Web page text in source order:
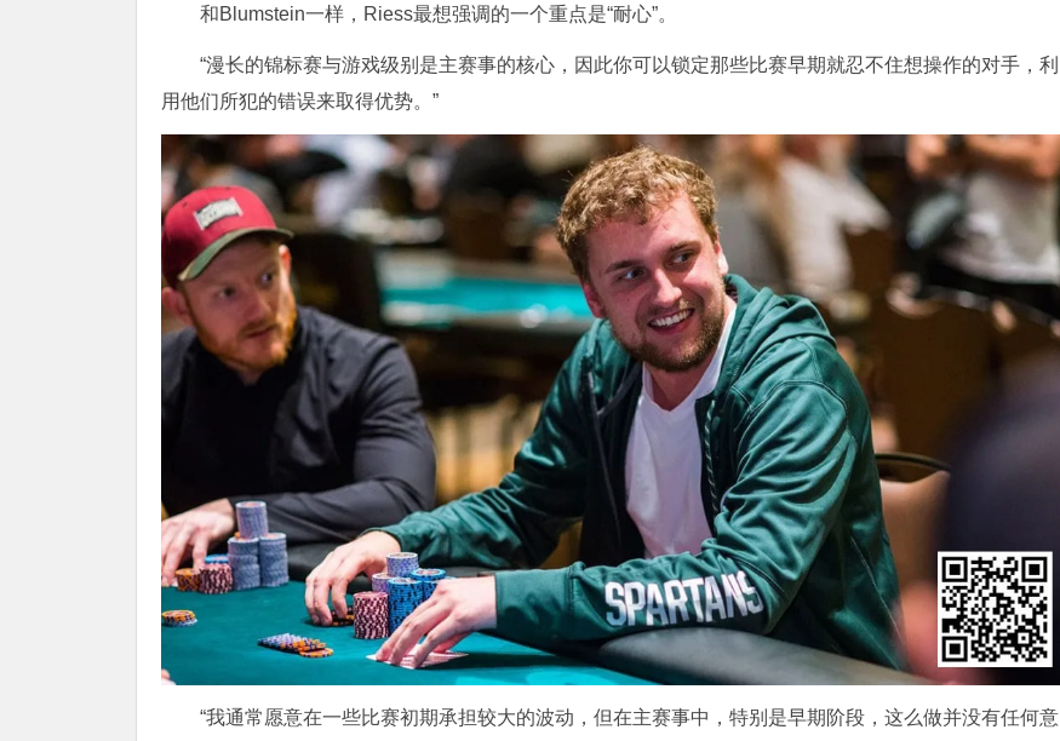
和Blumstein一样，Riess最想强调的一个重点是“耐心”。
“漫长的锦标赛与游戏级别是主赛事的核心，因此你可以锁定那些比赛早期就忍不住想操作的对手，利
用他们所犯的错误来取得优势。”
“我通常愿意在一些比赛初期承担较大的波动，但在主赛事中，特别是早期阶段，这么做并没有任何意